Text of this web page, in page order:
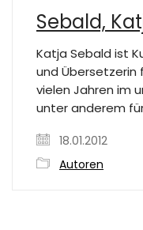
Sebald,
Katja Sebald ist
und Übersetzerin
vielen Jahren im
unter anderem
18.01.2012
Autoren